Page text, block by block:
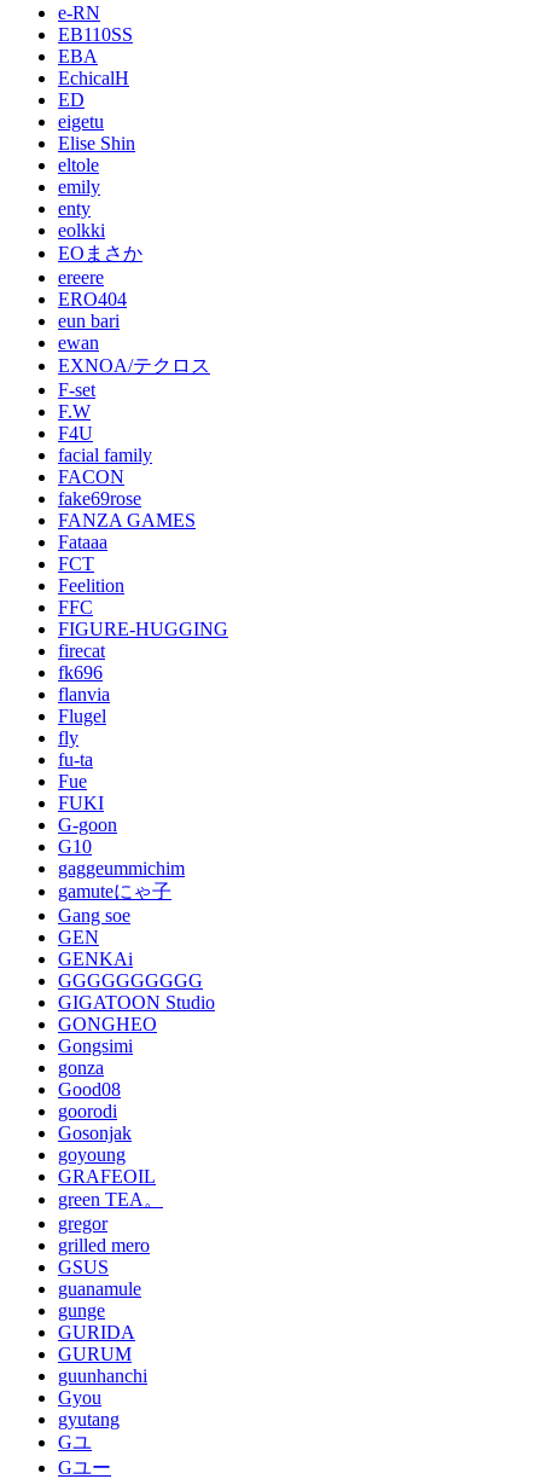
e-RN
EB110SS
EBA
EchicalH
ED
eigetu
Elise Shin
eltole
emily
enty
eolkki
EOまさか
ereere
ERO404
eun bari
ewan
EXNOA/テクロス
F-set
F.W
F4U
facial family
FACON
fake69rose
FANZA GAMES
Fataaa
FCT
Feelition
FFC
FIGURE-HUGGING
firecat
fk696
flanvia
Flugel
fly
fu-ta
Fue
FUKI
G-goon
G10
gaggeummichim
gamuteにゃ子
Gang soe
GEN
GENKAi
GGGGGGGGGG
GIGATOON Studio
GONGHEO
Gongsimi
gonza
Good08
goorodi
Gosonjak
goyoung
GRAFEOIL
green TEA。
gregor
grilled mero
GSUS
guanamule
gunge
GURIDA
GURUM
guunhanchi
Gyou
gyutang
Gユ
Gユー